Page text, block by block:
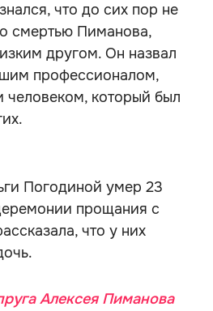
что до сих пор не
смертью Пиманова,
другом. Он назвал
профессионалом,
человеком, который был
Погодиной умер 23
прощания с
что у них
Алексея Пиманова